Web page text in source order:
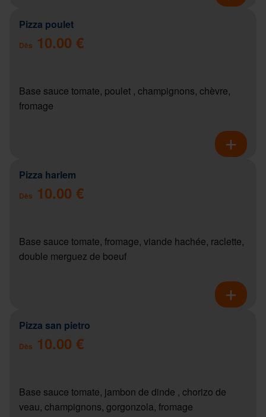
Pizza poulet
Dès 10.00 €
Base sauce tomate, poulet , champignons, chèvre,
fromage
Pizza harlem
Dès 10.00 €
Base sauce tomate, fromage, viande hachée, raclette,
double merguez de boeuf
Pizza san pietro
Dès 10.00 €
Base sauce tomate, jambon de dinde , chorizo de
veau, champignons, gorgonzola, fromage